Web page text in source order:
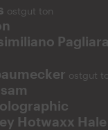
ostgut ton
Pagliara
ostgut
Hotwaxx Hale